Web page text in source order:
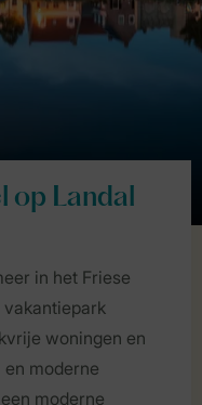
op Landal
in het Friese
vakantiepark
woningen en
moderne
moderne